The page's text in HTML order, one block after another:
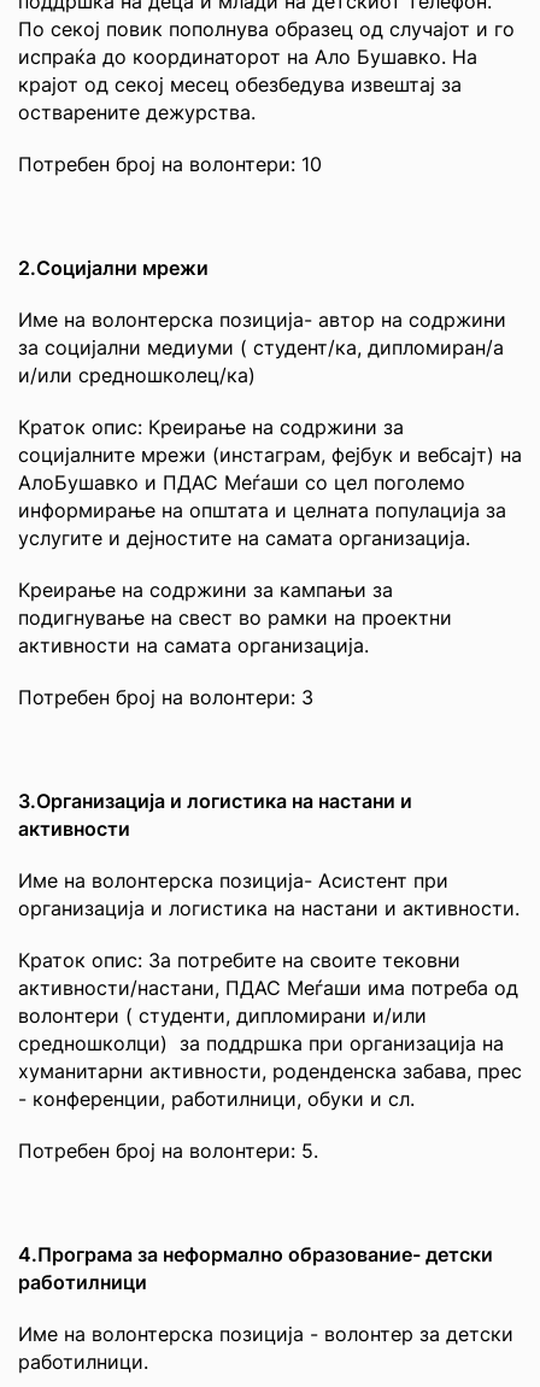
По секој повик пополнува образец од случајот и го
испраќа до координаторот на Ало Бушавко. На
крајот од секој месец обезбедува извештај за
остварените дежурства.
Потребен број на волонтери: 10
2.Социјални мрежи
Име на волонтерска позиција- автор на содржини
за социјални медиуми ( студент/ка, дипломиран/а
и/или средношколец/ка)
Краток опис: Креирање на содржини за
социјалните мрежи (инстаграм, фејбук и вебсајт) на
АлоБушавко и ПДАС Меѓаши со цел поголемо
информирање на општата и целната популација за
услугите и дејностите на самата организација.
Креирање на содржини за кампањи за
подигнување на свест во рамки на проектни
активности на самата организација.
Потребен број на волонтери: 3
3.Организација и логистика на настани и
активности
Име на волонтерска позиција- Асистент при
организација и логистика на настани и активности.
Краток опис: За потребите на своите тековни
активности/настани, ПДАС Меѓаши има потреба од
волонтери ( студенти, дипломирани и/или
средношколци) за поддршка при организација на
хуманитарни активности, роденденска забава, прес
- конференции, работилници, обуки и сл.
Потребен број на волонтери: 5.
4.Програма за неформално образование- детски
работилници
Име на волонтерска позиција - волонтер за детски
работилници.